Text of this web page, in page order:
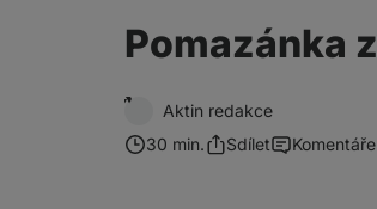
Pomazánka
Aktin redakce
30 min.
Sdílet Komentáře